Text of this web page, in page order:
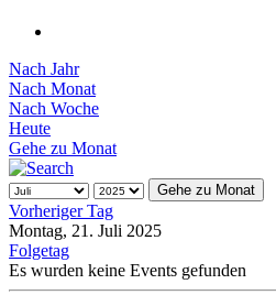
Nach Jahr
Nach Monat
Nach Woche
Heute
Gehe zu Monat
Gehe zu Monat
Vorheriger Tag
Montag, 21. Juli 2025
Folgetag
Es wurden keine Events gefunden